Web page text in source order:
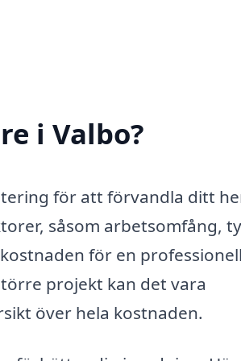
i Valbo?
för att förvandla ditt
såsom arbetsomfång,
för en professionell
projekt kan det vara
över hela kostnaden.